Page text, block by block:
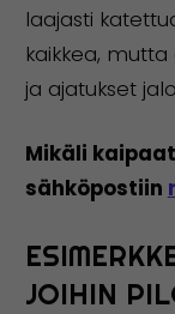
laajasti
kaikkea,
ja ajatukset
Mikäli
sähköpostiin
JOIHIN